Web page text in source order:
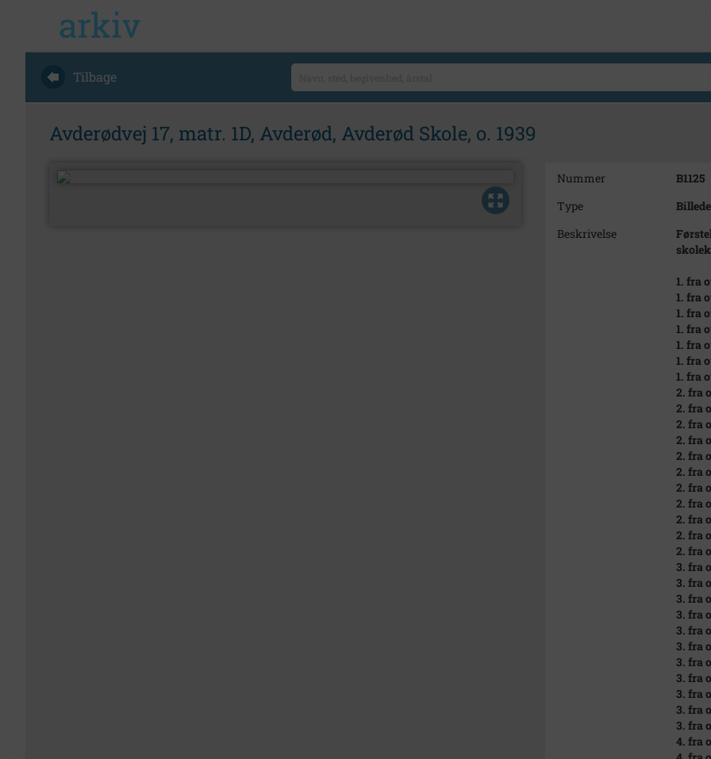
Tilbage
Avderødvej 17, matr. 1D, Avderød, Avderød Skole, o. 1939
Nummer
B1125
Type
Beskrivelse
1. fra
1. fra
1. fra
1. fra
1. fra
1. fra
1. fra
2. fra
2. fra
2. fra
2. fra
2. fra
2. fra
2. fra
2. fra
2. fra
2. fra
2. fra
3. fra
3. fra
3. fra
3. fra
3. fra
3. fra
3. fra
3. fra
3. fra
3. fra
3. fra
4. fra